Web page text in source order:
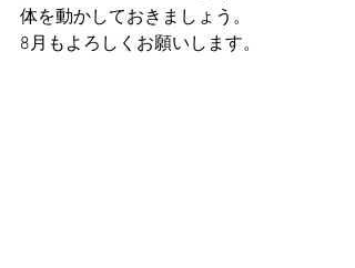
体を動かしておきましょう。
8月もよろしくお願いします。